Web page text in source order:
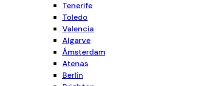
Tenerife
Toledo
Valencia
Algarve
Ámsterdam
Atenas
Berlín